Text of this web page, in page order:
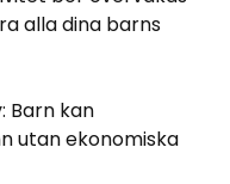
alla dina barns
Barn kan
utan ekonomiska